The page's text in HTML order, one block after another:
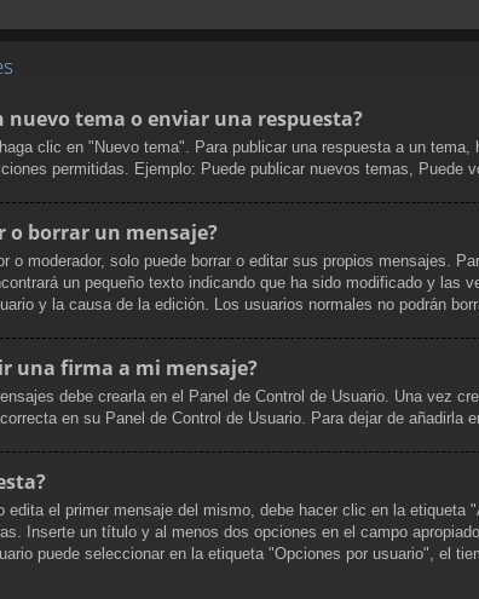
nuevo tema o enviar una respuesta?
clic en "Nuevo tema". Para publicar una respuesta a un
permitidas. Ejemplo: Puede publicar nuevos temas, Puede
o borrar un mensaje?
o moderador, solo puede borrar o editar sus propios mensajes.
un pequeño texto indicando que ha sido modificado y
y la causa de la edición. Los usuarios normales no podrán
una firma a mi mensaje?
debe crearla en el Panel de Control de Usuario. Una vez
en su Panel de Control de Usuario. Para dejar de añadirla
edita el primer mensaje del mismo, debe hacer clic en la
Inserte un título y al menos dos opciones en el campo
puede seleccionar en la etiqueta "Opciones por usuario", el